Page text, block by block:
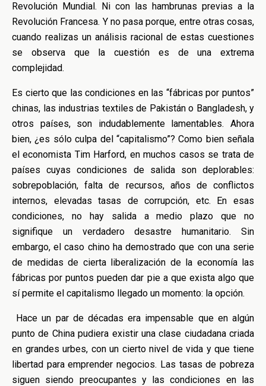
Revolución Mundial. Ni con las hambrunas previas a la
Revolución Francesa. Y no pasa porque, entre otras cosas,
cuando realizas un análisis racional de estas cuestiones
se observa que la cuestión es de una extrema
complejidad.
Es cierto que las condiciones en las “fábricas por puntos”
chinas, las industrias textiles de Pakistán o Bangladesh, y
otros países, son indudablemente lamentables. Ahora
bien, ¿es sólo culpa del “capitalismo”? Como bien señala
el economista Tim Harford, en muchos casos se trata de
países cuyas condiciones de salida son deplorables:
sobrepoblación, falta de recursos, años de conflictos
internos, elevadas tasas de corrupción, etc. En esas
condiciones, no hay salida a medio plazo que no
signifique un verdadero desastre humanitario. Sin
embargo, el caso chino ha demostrado que con una serie
de medidas de cierta liberalización de la economía las
fábricas por puntos pueden dar pie a que exista algo que
sí permite el capitalismo llegado un momento: la opción.
Hace un par de décadas era impensable que en algún
punto de China pudiera existir una clase ciudadana criada
en grandes urbes, con un cierto nivel de vida y que tiene
libertad para emprender negocios. Las tasas de pobreza
siguen siendo preocupantes y las condiciones en las